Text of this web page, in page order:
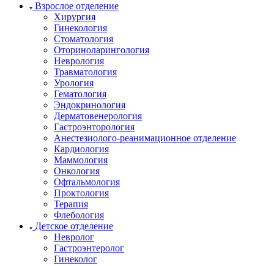
Взрослое отделение
Хирургия
Гинекология
Стоматология
Оториноларингология
Неврология
Травматология
Урология
Гематология
Эндокринология
Дерматовенерология
Гастроэнторология
Анестезиолого-реанимационное отделение
Кардиология
Маммология
Онкология
Офтальмология
Проктология
Терапия
Флебология
Детское отделение
Невролог
Гастроэнтеролог
Гинеколог